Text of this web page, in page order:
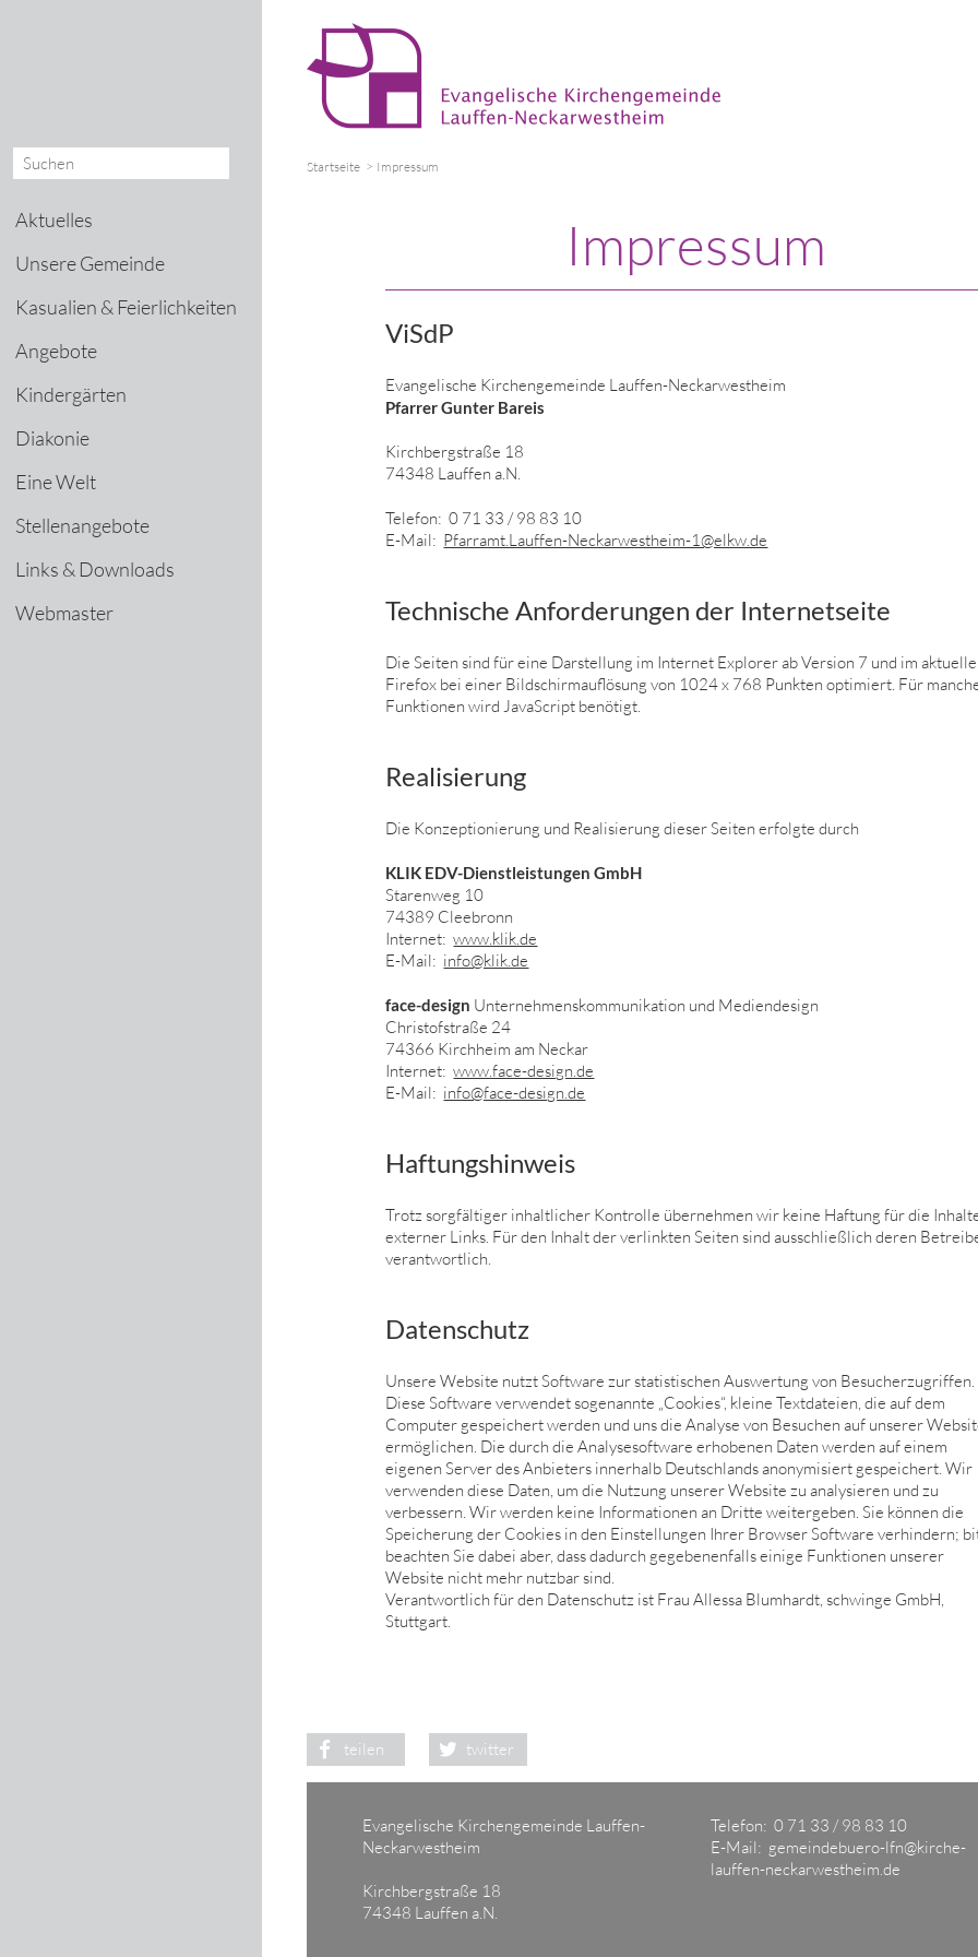
Startseite Impressum
Impressum
ViSdP
Evangelische Kirchengemeinde Lauffen-Neckarwestheim
Pfarrer Gunter Bareis
Kirchbergstraße 18
74348 Lauffen a.N.
Telefon: 0 71 33 / 98 83 10
E-Mail: Pfarramt.Lauffen-Neckarwestheim-1@elkw.de
Technische Anforderungen der Internetseite
Die Seiten sind für eine Darstellung im Internet Explorer ab Version 7 und im
Firefox bei einer Bildschirmauflösung von 1024 x 768 Punkten optimiert. Für
Funktionen wird JavaScript benötigt.
Realisierung
Die Konzeptionierung und Realisierung dieser Seiten erfolgte durch
KLIK EDV-Dienstleistungen GmbH
Starenweg 10
74389 Cleebronn
Internet:www.klik.de
E-Mail: info@klik.de
face-design Unternehmenskommunikation und Mediendesign
Christofstraße 24
74366 Kirchheim am Neckar
Internet:www.face-design.de
E-Mail: info@face-design.de
Haftungshinweis
Trotz sorgfältiger inhaltlicher Kontrolle übernehmen wir keine Haftung für die
externer Links. Für den Inhalt der verlinkten Seiten sind ausschließlich deren
verantwortlich.
Datenschutz
Unsere Website nutzt Software zur statistischen Auswertung von Besucherzugriffen.
Diese Software verwendet sogenannte „Cookies“, kleine Textdateien, die auf dem
Computer gespeichert werden und uns die Analyse von Besuchen auf unserer
ermöglichen. Die durch die Analysesoftware erhobenen Daten werden auf einem
eigenen Server des Anbieters innerhalb Deutschlands anonymisiert gespeichert. Wir
verwenden diese Daten, um die Nutzung unserer Website zu analysieren und zu
verbessern. Wir werden keine Informationen an Dritte weitergeben. Sie können die
Speicherung der Cookies in den Einstellungen Ihrer Browser Software verhindern;
beachten Sie dabei aber, dass dadurch gegebenenfalls einige Funktionen unserer
Website nicht mehr nutzbar sind.
Verantwortlich für den Datenschutz ist Frau Allessa Blumhardt, schwinge GmbH,
Stuttgart.
teilen twitter
Evangelische Kirchengemeinde Lauffen-
Neckarwestheim
Kirchbergstraße 18
74348 Lauffen a.N.
Telefon: 0 71 33 / 98 83 10
E-Mail: gemeindebuero-lfn@kirche-
lauffen-neckarwestheim.de
Aktuelles
Unsere Gemeinde
Kasualien & Feierlichkeiten
Angebote
Kindergärten
Diakonie
Eine Welt
Stellenangebote
Links & Downloads
Webmaster